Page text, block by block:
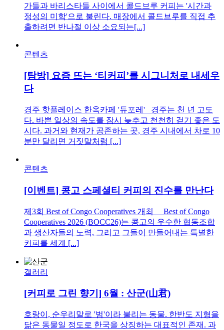
가들과 바리스타들 사이에서 콜드브루 커피는 '시간과
정성의 미학'으로 불린다. 매장에서 콜드브루를 직접 추
출하려면 반나절 이상 소요되는[...]
콘텐츠
[탐방] 요즘 뜨는 ‘티커피’를 시그니처로 내세우
다
경주 핫플레이스 한옥카페 '듀포레' 경주는 천 년 고도
다. 바쁜 일상의 속도를 잠시 늦추고 천천히 걷기 좋은 도
시다. 과거와 현재가 공존하는 곳, 경주 시내에서 차로 10
분만 달리면 거짓말처럼 [...]
콘텐츠
[이벤트] 콩고 스페셜티 커피의 진수를 만난다
제3회 Best of Congo Cooperatives 개최 Best of Congo
Cooperatives 2026 (BOCC26)는 콩고의 우수한 협동조합
과 생산자들의 노력, 그리고 그들이 만들어내는 특별한
커피를 세계 [...]
갤러리
[커피로 그린 향기] 6월 : 산군(山君)
호랑이, 순우리말로 '범'이라 불리는 동물. 한반도 지형을
닮은 동물일 정도로 한국을 상징하는 대표적인 존재. 과